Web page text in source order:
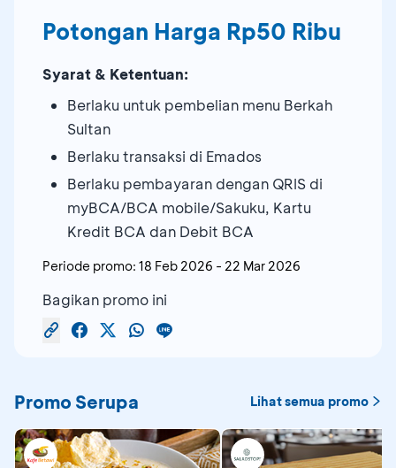
Potongan Harga Rp50 Ribu
Syarat & Ketentuan:
Berlaku untuk pembelian menu Berkah
Sultan
Berlaku transaksi di Emados
Berlaku pembayaran dengan QRIS di
myBCA/BCA mobile/Sakuku, Kartu
Kredit BCA dan Debit BCA
Periode promo: 18 Feb 2026 - 22 Mar 2026
Bagikan promo ini
Promo Serupa Lihat semua promo